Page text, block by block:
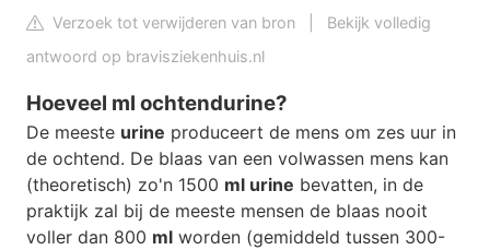
Verzoek tot verwijderen van bron
Bekijk volledig
antwoord op bravisziekenhuis.nl
Hoeveel ml ochtendurine?
De meeste urine produceert de mens om zes uur in
de ochtend. De blaas van een volwassen mens kan
(theoretisch) zo'n 1500 ml urine bevatten, in de
praktijk zal bij de meeste mensen de blaas nooit
voller dan 800 ml worden (gemiddeld tussen 300-